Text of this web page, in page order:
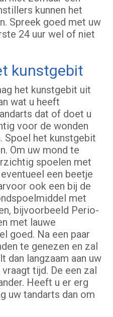
kunnen het
Spreek goed met uw
24 uur wel of niet
kunstgebit
het kunstgebit uit
wat u heeft
dat of doet u
voor de wonden
Spoel het kunstgebit
Om uw mond te
spoelen met
een beetje
ook een bij de
met
bijvoorbeeld Perio-
met lauwe
goed. Na een paar
te genezen en zal
dan langzaam aan uw
tijd. De een zal
Heeft u er erg
uw tandarts dan om